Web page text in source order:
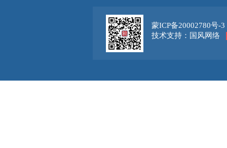
蒙ICP备20002780号-3
技术支持：国风网络